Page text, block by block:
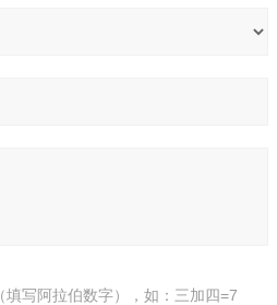
填写阿拉伯数字），如：三加四=7